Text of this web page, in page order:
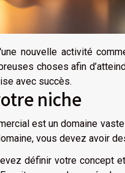
nouvelle activité
choses afin
avec succès.
niche
est un domaine
vous devez avoir
définir votre concept